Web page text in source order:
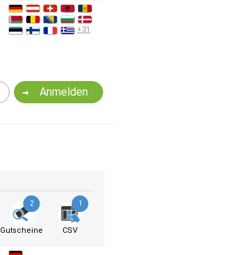
+31
Anmelden
2
Gutscheine
1
CSV